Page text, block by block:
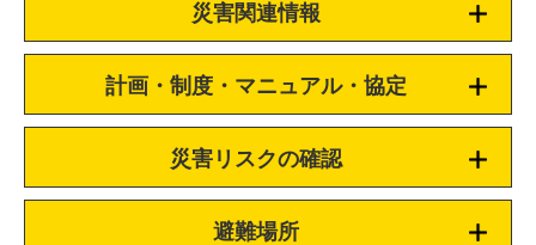
災害関連情報
計画・制度・マニュアル・協定
災害リスクの確認
避難場所